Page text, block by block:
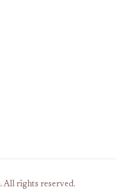
All rights reserved.